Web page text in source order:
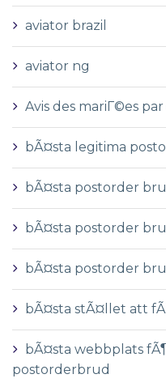
aviator brazil
aviator ng
Avis des mariГ©es
bÃ¤sta legitima
bÃ¤sta postorder
bÃ¤sta postorder
bÃ¤sta postorder
bÃ¤sta stÃ¤llet att
bÃ¤sta webbplats
postorderbrud